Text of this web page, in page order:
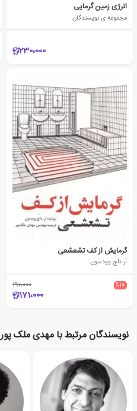
انرژی زمین گرمایی
مجموعه ی نویسندگان
230،000
گرمایش از کف تشعشعی
آر داج وودسون
٪10 190،000
171،000
نویسندگان مرتبط با مهدی ملک پور